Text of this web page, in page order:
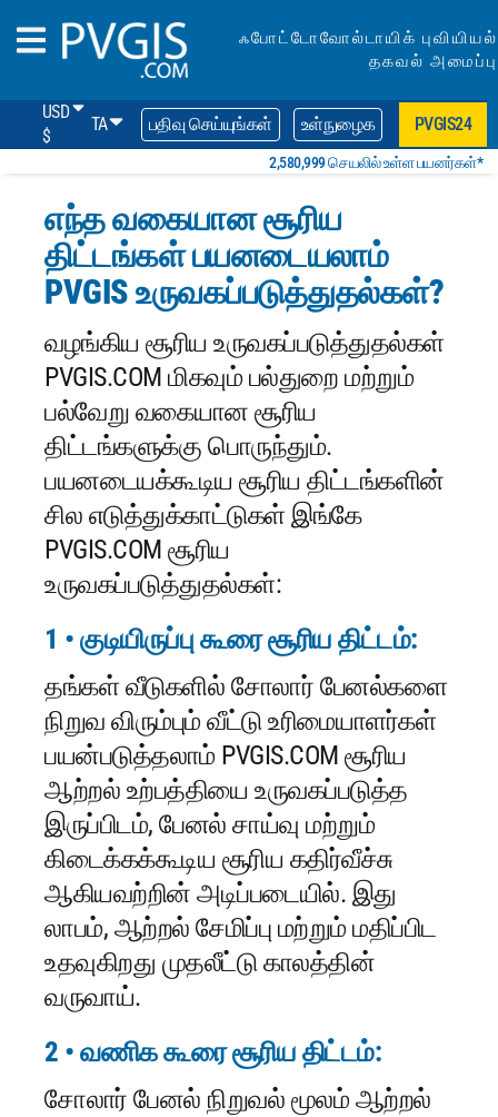
ஃபோட்டோவோல்டாயிக் புவியியல்
தகவல் அமைப்பு
USD
$
TA பதிவு செய்யுங்கள் உள்நுழைக PVGIS24
2,580,999 செயலில் உள்ள பயனர்கள்*
எந்த வகையான சூரிய
திட்டங்கள் பயனடையலாம்
PVGIS உருவகப்படுத்துதல்கள்?
வழங்கிய சூரிய உருவகப்படுத்துதல்கள்
PVGIS.COM மிகவும் பல்துறை மற்றும்
பல்வேறு வகையான சூரிய
திட்டங்களுக்கு பொருந்தும்.
பயனடையக்கூடிய சூரிய திட்டங்களின்
சில எடுத்துக்காட்டுகள் இங்கே
PVGIS.COM சூரிய
உருவகப்படுத்துதல்கள்:
1 • குடியிருப்பு கூரை சூரிய திட்டம்:
தங்கள் வீடுகளில் சோலார் பேனல்களை
நிறுவ விரும்பும் வீட்டு உரிமையாளர்கள்
பயன்படுத்தலாம் PVGIS.COM சூரிய
ஆற்றல் உற்பத்தியை உருவகப்படுத்த
இருப்பிடம், பேனல் சாய்வு மற்றும்
கிடைக்கக்கூடிய சூரிய கதிர்வீச்சு
ஆகியவற்றின் அடிப்படையில். இது
லாபம், ஆற்றல் சேமிப்பு மற்றும் மதிப்பிட
உதவுகிறது முதலீட்டு காலத்தின்
வருவாய்.
2 • வணிக கூரை சூரிய திட்டம்:
சோலார் பேனல் நிறுவல் மூலம் ஆற்றல்